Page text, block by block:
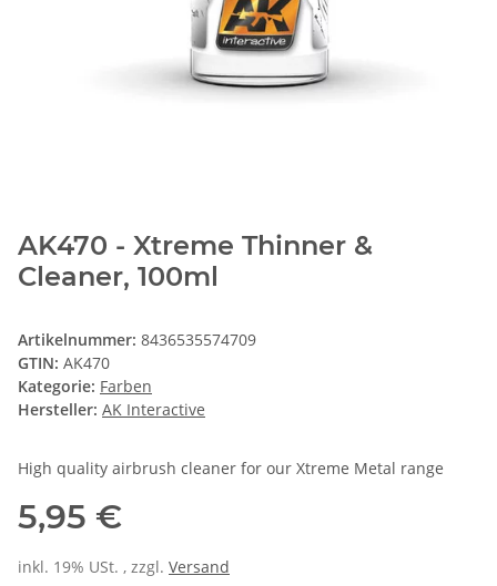
AK470 - Xtreme Thinner &
Cleaner, 100ml
Artikelnummer: 8436535574709
GTIN: AK470
Kategorie: Farben
Hersteller: AK Interactive
High quality airbrush cleaner for our Xtreme Metal range
5,95 €
inkl. 19% USt. , zzgl. Versand